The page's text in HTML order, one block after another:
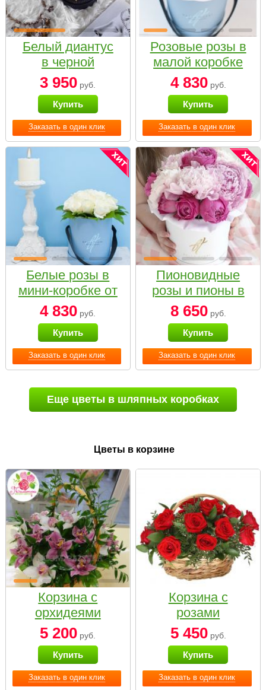
Заказать в один клик
Белый диантус
в черной
коробке Small
3 950 руб.
Купить
Заказать в один клик
Розовые розы в
малой коробке
4 830руб.
Купить
Заказать в один клик
Белые розы в
мини-коробке от
Bella Fiori
4 830 руб.
Купить
Заказать в один клик
Пионовидные
розы и пионы в
белой коробке
Small
8 650руб.
Купить
Еще цветы в шляпных коробках
Цветы в корзине
Заказать в один клик
Корзина с
орхидеями
малая
5 200 руб.
Купить
Заказать в один клик
Корзина с
розами
«Красный
Париж»
5 450руб.
Купить